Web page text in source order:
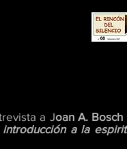
a Joan A. Bosch
a la